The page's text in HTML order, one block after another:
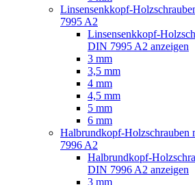
Linsensenkkopf-
7995 A2
Linsensenkkopf-
DIN 7995 A2 anzeigen
3 mm
3,5 mm
4 mm
4,5 mm
5 mm
6 mm
Halbrundkopf-Holzschrauben
7996 A2
Halbrundkopf-
DIN 7996 A2 anzeigen
3 mm